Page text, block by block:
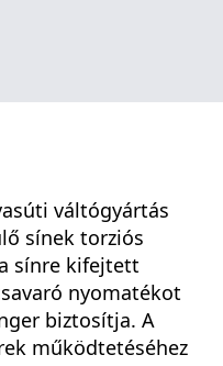
váltógyártás
sínek torziós
sínre kifejtett
nyomatékot
biztosítja. A
működtetéséhez